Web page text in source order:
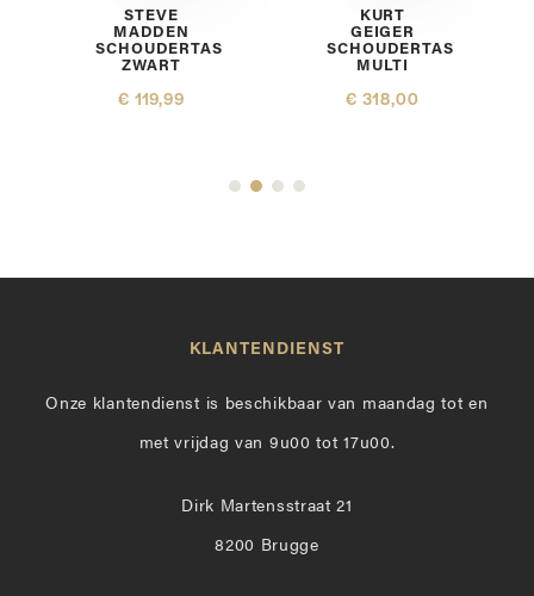
STEVE
MADDEN
SCHOUDERTAS
ZWART
€ 119,99
KURT
GEIGER
SCHOUDERTAS
MULTI
€ 318,00
KLANTENDIENST
Onze klantendienst is beschikbaar van maandag tot en
met vrijdag van 9u00 tot 17u00.
Dirk Martensstraat 21
8200 Brugge